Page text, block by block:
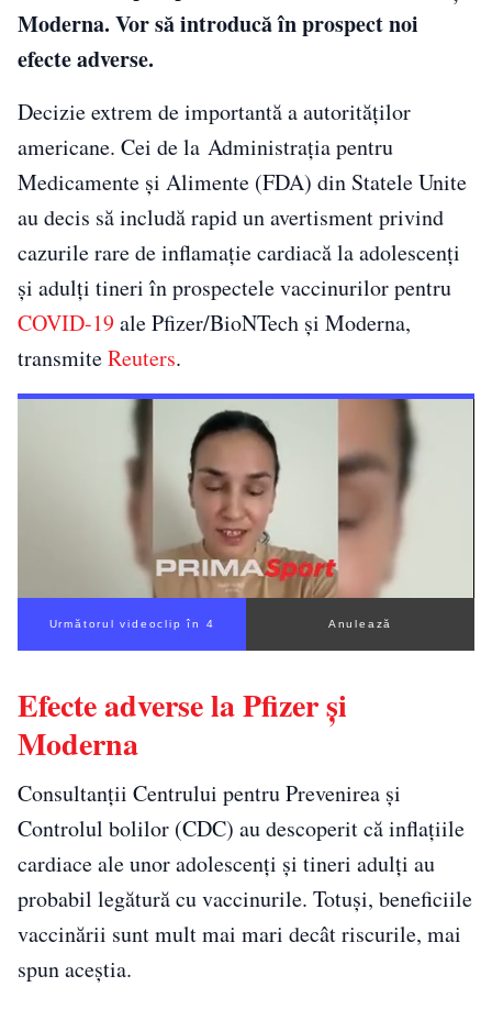
Moderna. Vor să introducă în prospect noi
efecte adverse.
Decizie extrem de importantă a autorităţilor
americane. Cei de la Administraţia pentru
Medicamente şi Alimente (FDA) din Statele Unite
au decis să includă rapid un avertisment privind
cazurile rare de inflamaţie cardiacă la adolescenţi
şi adulţi tineri în prospectele vaccinurilor pentru
COVID-19ale Pfizer/BioNTech şi Moderna,
transmiteReuters.
Următorul videoclip în 3 Anulează
Efecte adverse la Pfizer şi
Moderna
Consultanţii Centrului pentru Prevenirea şi
Controlul bolilor (CDC) au descoperit că inflaţiile
cardiace ale unor adolescenţi şi tineri adulţi au
probabil legătură cu vaccinurile. Totuşi, beneficiile
vaccinării sunt mult mai mari decât riscurile, mai
spun aceştia.